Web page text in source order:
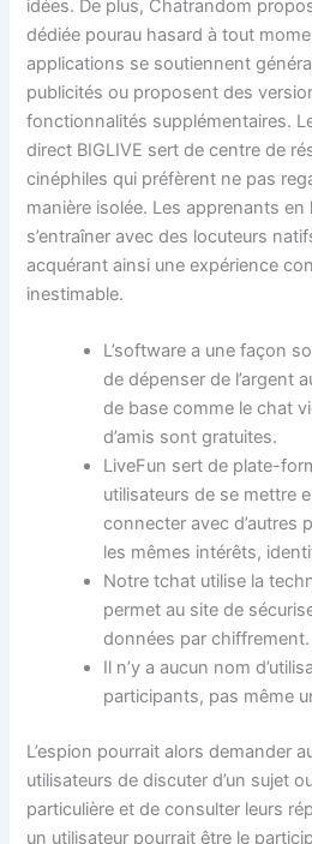
idées. De plus, Chatrandom
dédiée pourau hasard à tout
applications se soutiennent
publicités ou proposent des
fonctionnalités supplémentaires.
direct BIGLIVE sert de centre de
cinéphiles qui préfèrent ne pas
manière isolée. Les apprenants
s’entraîner avec des locuteurs
acquérant ainsi une expérience
inestimable.
L’software a une façon
de dépenser de l’argent
de base comme le chat
d’amis sont gratuites.
LiveFun sert de plate-
utilisateurs de se mettre
connecter avec d’autres
les mêmes intérêts,
Notre tchat utilise la
permet au site de
données par chiffrement.
Il n’y a aucun nom
participants, pas même
L’espion pourrait alors demander
utilisateurs de discuter d’un sujet
particulière et de consulter leurs
un utilisateur pourrait être le